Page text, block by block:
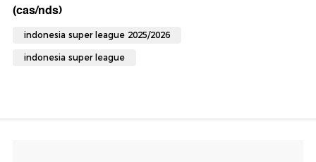
(cas/nds)
indonesia super league 2025/2026
indonesia super league